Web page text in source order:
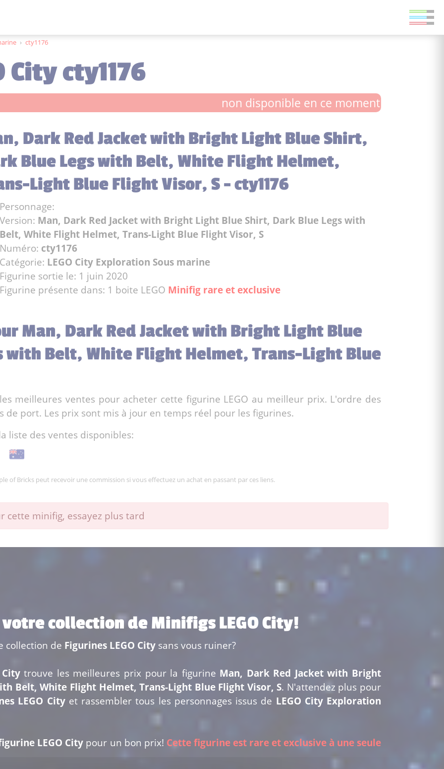
› cty1176
City cty1176
non disponible en ce moment
Dark Red Jacket with Bright Light Blue Shirt,
Blue Legs with Belt, White Flight Helmet,
Light Blue Flight Visor, S - cty1176
Personnage:
Version: Man, Dark Red Jacket with Bright Light Blue Shirt, Dark Blue Legs with
Belt, White Flight Helmet, Trans-Light Blue Flight Visor, S
Numéro: cty1176
Catégorie: LEGO City Exploration Sous marine
Figurine sortie le: 1 juin 2020
Figurine présente dans: 1 boite LEGO Minifig rare et exclusive
Man, Dark Red Jacket with Bright Light Blue
with Belt, White Flight Helmet, Trans-Light Blue
meilleures ventes pour acheter cette figurine LEGO au meilleur prix. L'ordre des
de port. Les prix sont mis à jour en temps réel pour les figurines.
liste des ventes disponibles:
of Bricks peut recevoir une commission si vous effectuez un achat en passant par ces liens.
cette minifig, essayez plus tard
collection de Minifigs LEGO City!
collection de Figurines LEGO City sans vous ruiner?
trouve les meilleures prix pour la figurine Man, Dark Red Jacket with Bright
Belt, White Flight Helmet, Trans-Light Blue Flight Visor, S. N'attendez plus pour
LEGO Cityet rassembler tous les personnages issus de LEGO City Exploration
LEGO City pour un bon prix! Cette figurine est rare et exclusive à une seule